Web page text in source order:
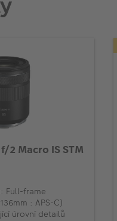
2 Macro IS STM
Full-frame
: APS-C)
úrovní detailů